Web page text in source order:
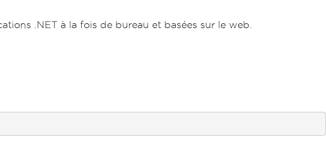
.NET à la fois de bureau et basées sur le web.